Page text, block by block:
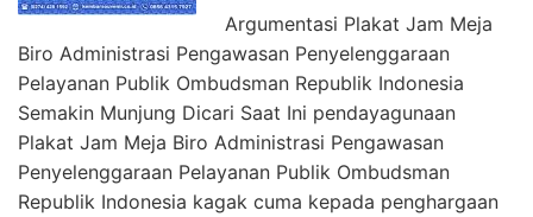
Argumentasi Plakat Jam Meja
Biro Administrasi Pengawasan Penyelenggaraan
Pelayanan Publik Ombudsman Republik Indonesia
Semakin Munjung Dicari Saat Ini pendayagunaan
Plakat Jam Meja Biro Administrasi Pengawasan
Penyelenggaraan Pelayanan Publik Ombudsman
Republik Indonesia kagak cuma kepada penghargaan